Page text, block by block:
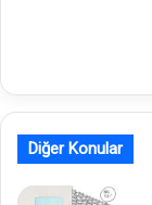
Diğer Konular